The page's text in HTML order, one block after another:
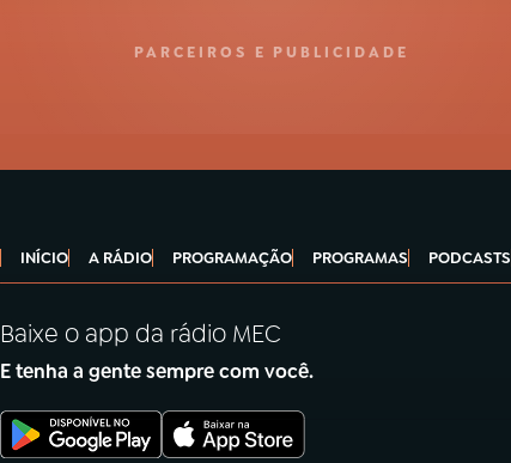
PARCEIROS E PUBLICIDADE
INÍCIO A RÁDIO PROGRAMAÇÃO PROGRAMAS PODCASTS
Baixe o app da rádio MEC
E tenha a gente sempre com você.